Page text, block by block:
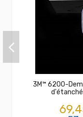
3M™ 6200-